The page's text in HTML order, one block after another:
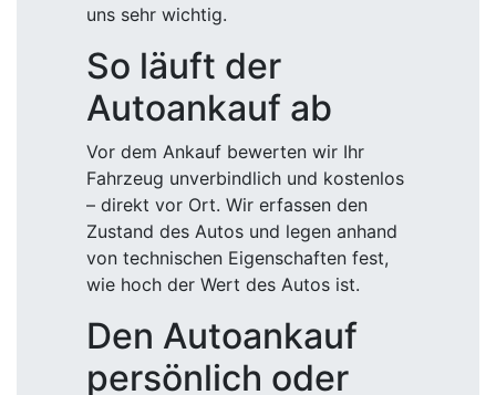
uns sehr wichtig.
So läuft der
Autoankauf ab
Vor dem Ankauf bewerten wir Ihr
Fahrzeug unverbindlich und kostenlos
– direkt vor Ort. Wir erfassen den
Zustand des Autos und legen anhand
von technischen Eigenschaften fest,
wie hoch der Wert des Autos ist.
Den Autoankauf
persönlich oder